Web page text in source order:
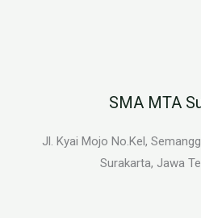
SMA MTA
Jl. Kyai Mojo No.Kel,
Surakarta, Jawa